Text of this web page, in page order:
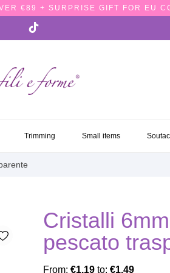
€89 + SURPRISE GIFT FOR EU
Trimming Small items
Cristalli
pescato
From: €1.19 to: €1.49